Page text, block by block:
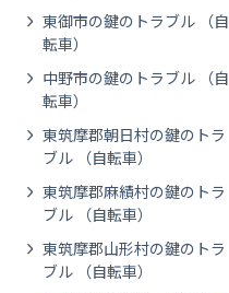
東御市の鍵のトラブル （自
転車）
中野市の鍵のトラブル （自
転車）
東筑摩郡朝日村の鍵のトラ
ブル （自転車）
東筑摩郡麻績村の鍵のトラ
ブル （自転車）
東筑摩郡山形村の鍵のトラ
ブル （自転車）